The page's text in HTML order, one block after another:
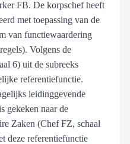
FB. De korpschef heeft
met toepassing van de
van functiewaardering
Volgens de
6) uit de subreeks
referentiefunctie.
leidinggevende
gekeken naar de
Zaken (Chef FZ, schaal
deze referentiefunctie